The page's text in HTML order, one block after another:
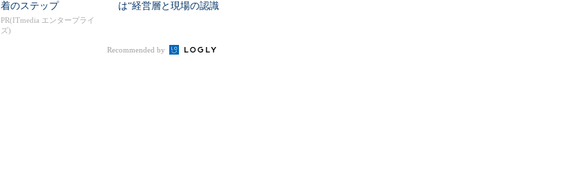
着のステップ
PR(ITmedia エンタープライ
ズ)
は“経営層と現場の認識
Recommended by